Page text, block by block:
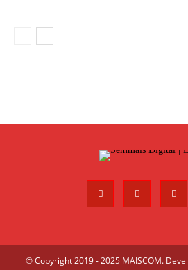
© Copyright 2019 - 2025 MAISCOM.